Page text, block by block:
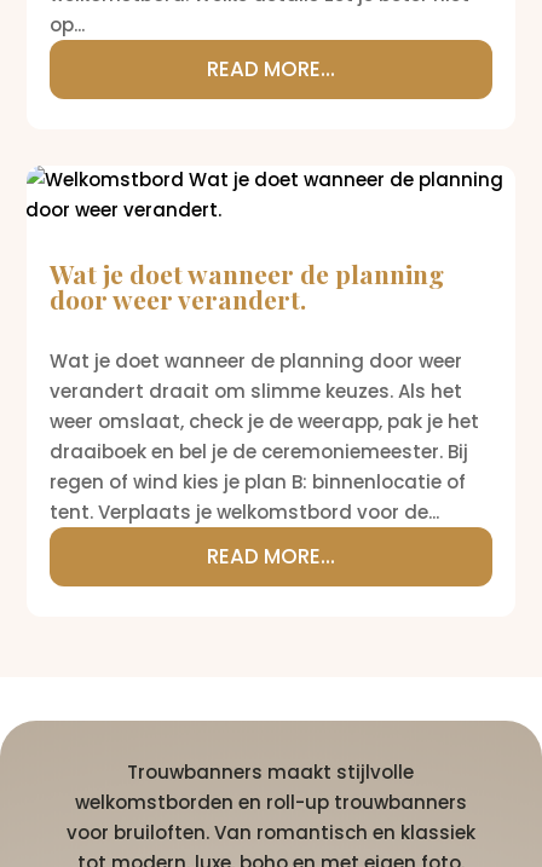
op...
READ MORE...
Wat je doet wanneer de planning
door weer verandert.
Wat je doet wanneer de planning door weer
verandert draait om slimme keuzes. Als het
weer omslaat, check je de weerapp, pak je het
draaiboek en bel je de ceremoniemeester. Bij
regen of wind kies je plan B: binnenlocatie of
tent. Verplaats je welkomstbord voor de...
READ MORE...
Trouwbanners maakt stijlvolle
welkomstborden en roll-up trouwbanners
voor bruiloften. Van romantisch en klassiek